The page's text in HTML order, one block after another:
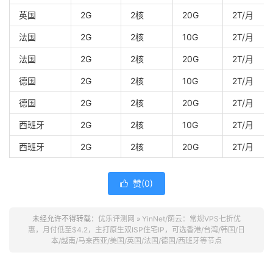
英国 2G 2核 20G 2T/月
法国 2G 2核 10G 2T/月
法国 2G 2核 20G 2T/月
德国 2G 2核 10G 2T/月
德国 2G 2核 20G 2T/月
西班牙 2G 2核 10G 2T/月
西班牙 2G 2核 20G 2T/月
 赞(0)
未经允许不得转载： 优乐评测网 » YinNet/荫云：常规VPS七折优
惠，月付低至$4.2，主打原生双ISP住宅IP，可选香港/台湾/韩国/日
本/越南/马来西亚/美国/英国/法国/德国/西班牙等节点